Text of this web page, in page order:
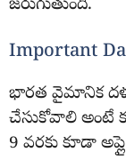
జరుగుతుంది.
Important
భారత వైమానిక
చేసుకోవాలి అంటే
9 వరకు కూడా